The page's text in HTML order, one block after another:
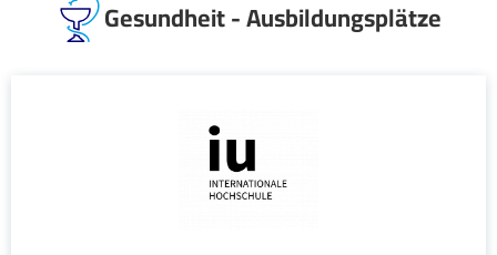
Gesundheit - Ausbildungsplätze